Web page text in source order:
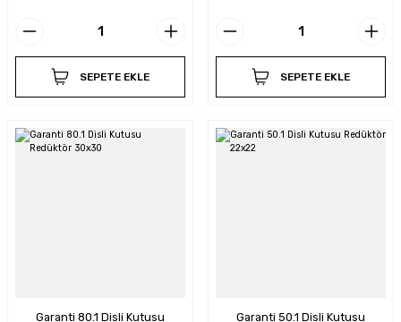
SEPETE EKLE SEPETE EKLE
Garanti 80.1 Disli Kutusu
Garanti 50.1 Disli Kutusu